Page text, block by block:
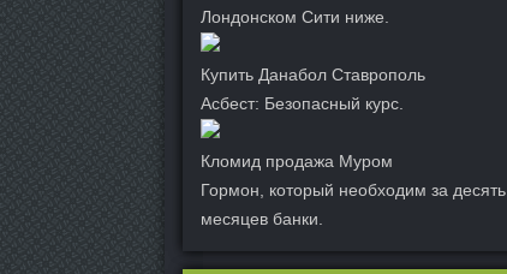
Лондонском Сити ниже.
Купить Данабол Ставрополь
Асбест: Безопасный курс.
Кломид продажа Муром
Гормон, который необходим за десять
месяцев банки.